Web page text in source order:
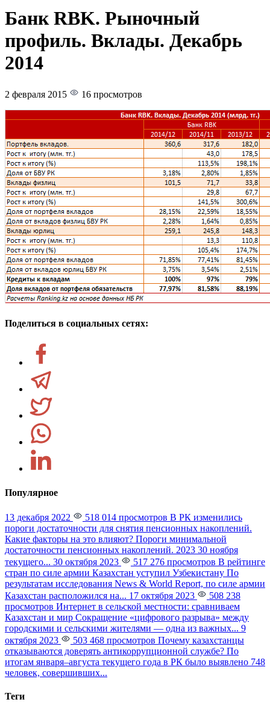
Банк RBK. Рыночный
профиль. Вклады. Декабрь
2014
2 февраля 2015 16 просмотров
Поделиться в социальных сетях:
Популярное
13 декабря 2022 518 014 просмотров В РК изменились
пороги достаточности для снятия пенсионных накоплений.
Какие факторы на это влияют? Пороги минимальной
достаточности пенсионных накоплений. 2023 30 ноября
текущего... 30 октября 2023 517 276 просмотров В рейтинге
стран по силе армии Казахстан уступил Узбекистану По
результатам исследования News & World Report, по силе армии
Казахстан расположился на... 17 октября 2023
508 238
просмотров Интернет в сельской местности: сравниваем
Казахстан и мир Сокращение «цифрового разрыва» между
городскими и сельскими жителями — одна из важных... 9
октября 2023
503 468 просмотров Почему казахстанцы
отказываются доверять антикоррупционной службе? По
итогам января–августа текущего года в РК было выявлено 748
человек, совершивших...
Теги